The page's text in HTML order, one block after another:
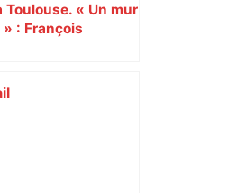
« Un mur
: François